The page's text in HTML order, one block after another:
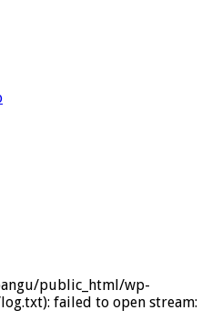
public_html/wp-
failed to open stream: